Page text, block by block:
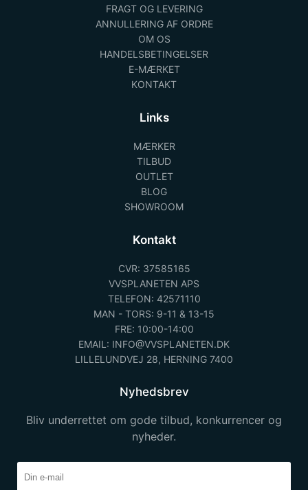
FRAGT OG LEVERING
ANNULLERING AF ORDRE
OM OS
HANDELSBETINGELSER
E-MÆRKET
KONTAKT
Links
MÆRKER
TILBUD
OUTLET
BLOG
SHOWROOM
Kontakt
CVR: 37585165
VVSPLANETEN APS
TELEFON: 42571110
MAN - TORS: 9-11 & 13-15
FRE: 10:00-14:00
EMAIL: INFO@VVSPLANETEN.DK
LILLELUNDVEJ 28, HERNING 7400
Nyhedsbrev
Bliv underrettet om gode tilbud, konkurrencer og
nyheder.